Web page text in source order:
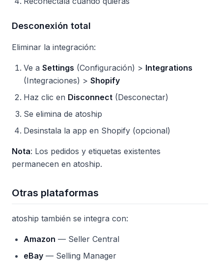
Desconexión total
Eliminar la integración:
Ve a Settings (Configuración) > Integrations
(Integraciones) > Shopify
Haz clic en Disconnect (Desconectar)
Se elimina de atoship
Desinstala la app en Shopify (opcional)
Nota: Los pedidos y etiquetas existentes
permanecen en atoship.
Otras plataformas
atoship también se integra con:
Amazon — Seller Central
eBay — Selling Manager